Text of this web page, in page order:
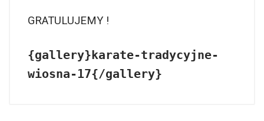
GRATULUJEMY !
{gallery}karate-tradycyjne-
wiosna-17{/gallery}